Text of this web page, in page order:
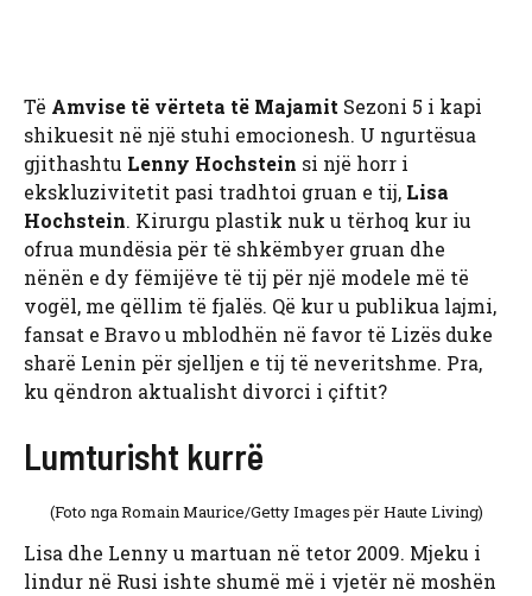
Të Amvise të vërteta të Majamit Sezoni 5 i kapi
shikuesit në një stuhi emocionesh. U ngurtësua
gjithashtu Lenny Hochstein si një horr i
ekskluzivitetit pasi tradhtoi gruan e tij, Lisa
Hochstein. Kirurgu plastik nuk u tërhoq kur iu
ofrua mundësia për të shkëmbyer gruan dhe
nënën e dy fëmijëve të tij për një modele më të
vogël, me qëllim të fjalës. Që kur u publikua lajmi,
fansat e Bravo u mblodhën në favor të Lizës duke
sharë Lenin për sjelljen e tij të neveritshme. Pra,
ku qëndron aktualisht divorci i çiftit?
Lumturisht kurrë
(Foto nga Romain Maurice/Getty Images për Haute Living)
Lisa dhe Lenny u martuan në tetor 2009. Mjeku i
lindur në Rusi ishte shumë më i vjetër në moshën